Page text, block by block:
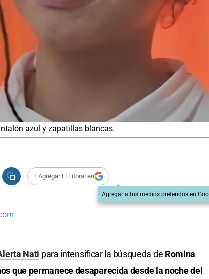
azul y zapatillas blancas.
+ Agregar El Litoral en
Agregar a tus medios preferidos en
Nati para intensificar la búsqueda de Romina
que permanece desaparecida desde la noche del